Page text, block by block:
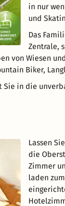
in nur
und
Das
Zentrale,
von Wiesen
Biker,
Sie in die
Lassen
die
Zimmer
laden